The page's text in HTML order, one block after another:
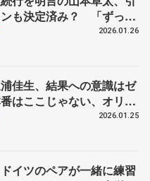
も決定済み？ 「ずっ
い頃から、そこは変わら
2026.01.26
浦佳生、結果への意識はゼ
はここじゃない、オリン
で決まったら、かっこい
2026.01.25
イツのペアが一緒に練習